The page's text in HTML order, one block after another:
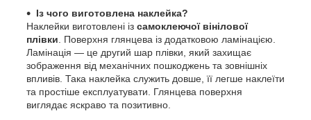
Із чого виготовлена наклейка?
Наклейки виготовлені із самоклеючої вінілової
плівки . Поверхня глянцева із додатковою ламінацією.
Ламінація — це другий шар плівки, який захищає
зображення від механічних пошкоджень та зовнішніх
впливів. Така наклейка служить довше, її легше наклеїти
та простіше експлуатувати. Глянцева поверхня
виглядає яскраво та позитивно.